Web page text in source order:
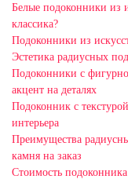
Белые подоконники из
классика?
Подоконники из
Эстетика радиусных
Подоконники с
акцент на деталях
Подоконник с
интерьера
Преимущества
камня на заказ
Стоимость